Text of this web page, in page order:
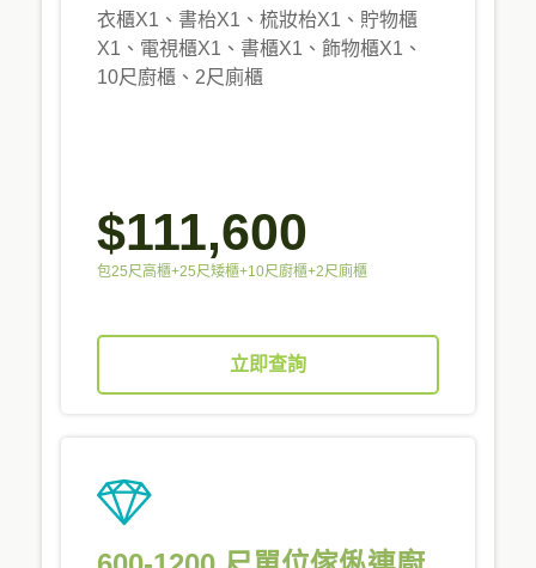
衣櫃X1、書枱X1、梳妝枱X1、貯物櫃
X1、電視櫃X1、書櫃X1、飾物櫃X1、
10尺廚櫃、2尺廁櫃
$111,600
包25尺高櫃+25尺矮櫃+10尺廚櫃+2尺廁櫃
立即查詢